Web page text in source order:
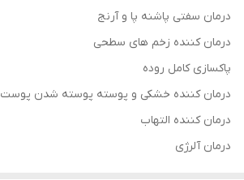
درمان سفتی پاشنه پا و آرنج
درمان کننده زخم های سطحی
پاکسازی کامل روده
درمان کننده خشکی و پوسته پوسته شدن پوست
درمان کننده التهاب
درمان آلرژی